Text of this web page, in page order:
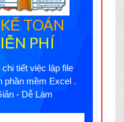
TOÁN
PHÍ
tiết việc lập file
phần mềm Excel .
- Dễ Làm